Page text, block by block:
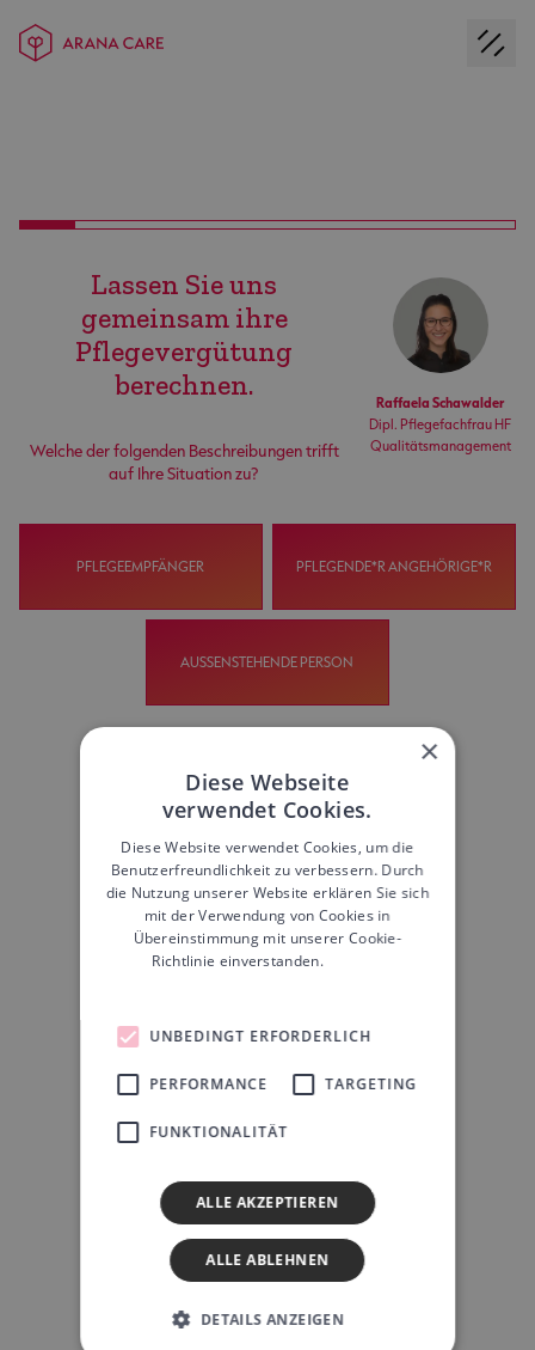
Lassen Sie uns
gemeinsam ihre
Pflegevergütung
berechnen.
Welche der folgenden Beschreibungen trifft
auf Ihre Situation zu?
Raffaela Schawalder
Dipl. Pflegefachfrau HF
Qualitätsmanagement
PFLEGEEMPFÄNGER PFLEGENDE*R ANGEHÖRIGE*R
AUSSENSTEHENDE PERSON
Schritt1/9
×
Diese Webseite
verwendet Cookies.
Diese Website verwendet Cookies, um die
Benutzerfreundlichkeit zu verbessern. Durch
die Nutzung unserer Website erklären Sie sich
mit der Verwendung von Cookies in
Übereinstimmung mit unserer Cookie-
Richtlinie einverstanden.
UNBEDINGT ERFORDERLICH
PERFORMANCE TARGETING
FUNKTIONALITÄT
ALLE AKZEPTIEREN
ALLE ABLEHNEN
DETAILS ANZEIGEN